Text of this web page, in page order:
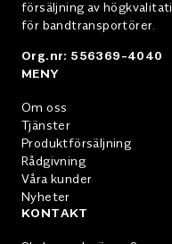
försäljning av
för bandtransportörer.
Org.nr: 556369-4040
MENY
Om oss
Tjänster
Produktförsäljning
Rådgivning
Våra kunder
Nyheter
KONTAKT